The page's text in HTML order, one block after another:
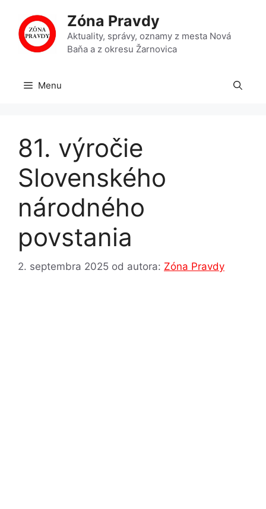
obsah
Zóna Pravdy
Aktuality, správy, oznamy z mesta Nová
Baňa a z okresu Žarnovica
Menu
81. výročie
Slovenského
národného
povstania
2. septembra 2025 od autora: Zóna Pravdy